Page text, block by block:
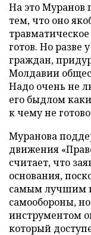
На это Муранов
тем, что оно
готов. Но разве
граждан,
Молдавии
Надо очень не
его быдлом
к чему не
Муранова
движения
считает, что
основания,
самым лучшим
самообороны,
инструментом
который